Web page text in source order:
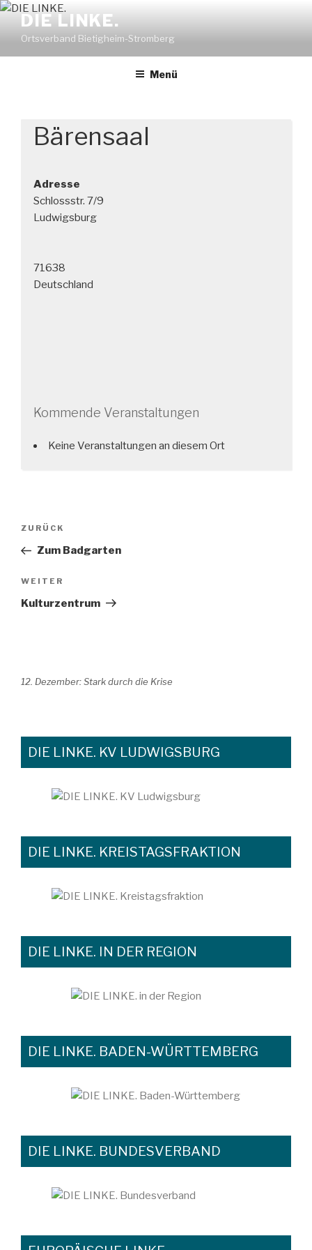
Zum
Inhalt
springen
DIE LINKE.
Ortsverband Bietigheim-Stromberg
Menü
Bärensaal
Adresse
Schlossstr. 7/9
Ludwigsburg
71638
Deutschland
Kommende Veranstaltungen
Keine Veranstaltungen an diesem Ort
Beitragsnavigation
Vorheriger
Beitrag
ZURÜCK
Zum Badgarten
Nächster
Beitrag
WEITER
Kulturzentrum
12. Dezember: Stark durch die Krise
DIE LINKE. KV LUDWIGSBURG
DIE LINKE. KREISTAGSFRAKTION
DIE LINKE. IN DER REGION
DIE LINKE. BADEN-WÜRTTEMBERG
DIE LINKE. BUNDESVERBAND